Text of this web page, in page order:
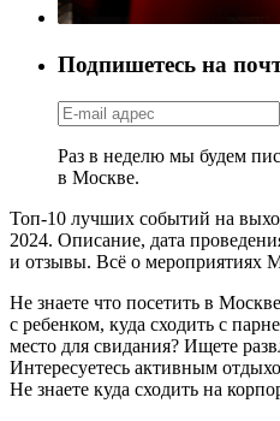
Подпишетесь на
Раз в неделю мы будем
в Москве.
Топ-10 лучших событий на
2024. Описание, дата
и отзывы. Всё о мероприятиях
Не знаете что посетить в
с ребенком, куда сходить с
место для свидания? Ищете
Интересуетесь активным
Не знаете куда сходить на